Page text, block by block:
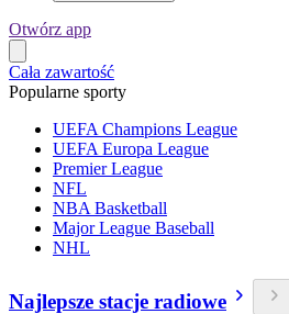
Otwórz app
Cała zawartość
Popularne sporty
UEFA Champions League
UEFA Europa League
Premier League
NFL
NBA Basketball
Major League Baseball
NHL
Najlepsze stacje radiowe